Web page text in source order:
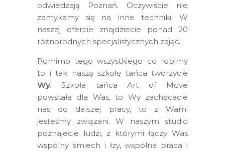
odwiedzają Poznań. Oczywiście nie
zamykamy się na inne techniki. W
naszej ofercie znajdziecie ponad 20
różnorodnych specjalistycznych zajęć.
Pomimo tego wszystkiego co robimy
to i tak naszą szkołę tańca tworzycie
Wy. Szkoła tańca Art of Move
powstała dla Was, to Wy zachęcacie
nas do dalszej pracy, to z Wami
jesteśmy związani. W naszym studio
poznajecie ludzi, z którymi łączy Was
wspólny śmiech i łzy, wspólna praca i